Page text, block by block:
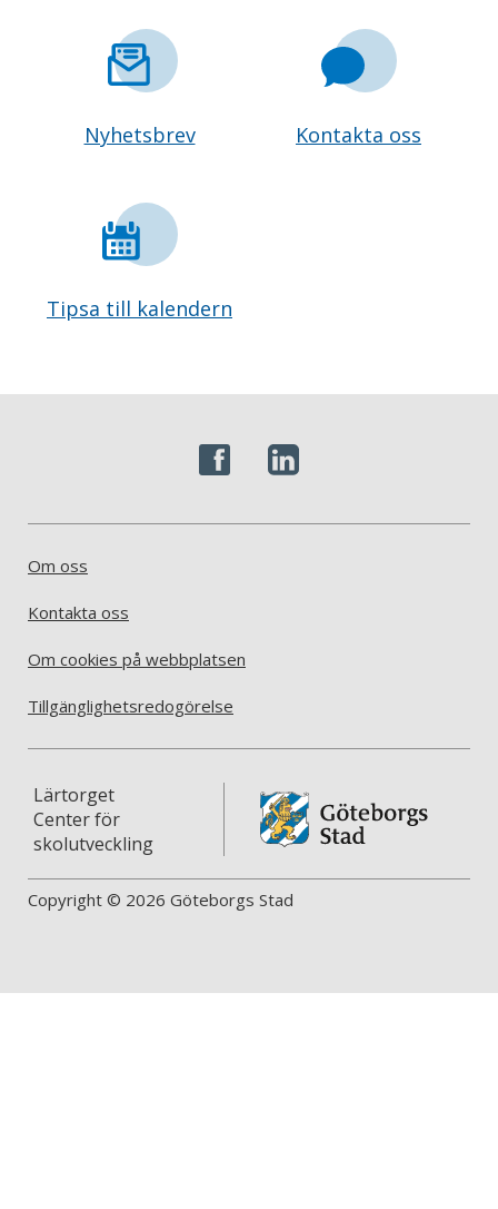
Nyhetsbrev Kontakta oss
Tipsa till kalendern
Om oss
Kontakta oss
Om cookies på webbplatsen
Tillgänglighetsredogörelse
Lärtorget
Center för
skolutveckling
Copyright © 2026 Göteborgs Stad